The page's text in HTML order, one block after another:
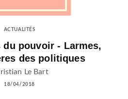
ACTUALITÉS
du pouvoir - Larmes,
des politiques
Le Bart
18/04/2018